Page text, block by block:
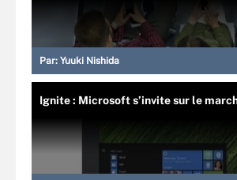
Par: Yuuki Nishida
Ignite : Microsoft s’invite sur le